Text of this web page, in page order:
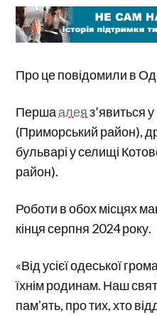
Про це повідомили в
Першаалеяз’явиться
(Приморський район),
бульварі у селищі
район).
Роботи в обох місцях
кінця серпня 2024 року.
«Від усієї одеської
їхнім родинам. Наш
памʼять, про тих, хто